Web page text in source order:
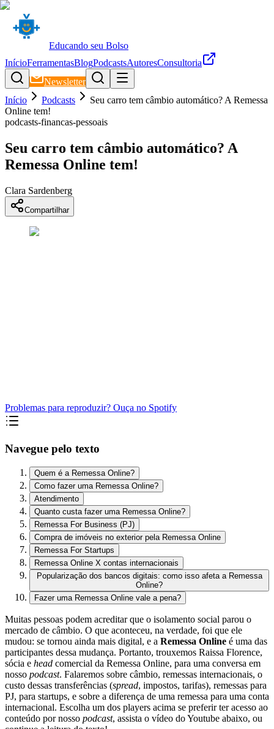
Educando seu Bolso
InícioFerramentasBlogPodcastsAutoresConsultoria
Newsletter
Início
Podcasts
Seu carro tem câmbio automático? A Remessa
Online tem!
podcasts-financas-pessoais
Seu carro tem câmbio automático? A
Remessa Online tem!
Clara Sardenberg
Compartilhar
Problemas para reproduzir? Ouça no Spotify
Navegue pelo texto
Quem é a Remessa Online?
Como fazer uma Remessa Online?
Atendimento
Quanto custa fazer uma Remessa Online?
Remessa For Business (PJ)
Compra de imóveis no exterior pela Remessa Online
Remessa For Startups
Remessa Online X contas internacionais
Popularização dos bancos digitais: como isso afeta a Remessa
Online?
Fazer uma Remessa Online vale a pena?
Muitas pessoas podem acreditar que o isolamento social parou o
mercado de câmbio. O que aconteceu, na verdade, foi que ele
mudou: se tornou ainda mais digital, e a Remessa Online é uma das
participantes dessa mudança. Portanto, trouxemos Raissa Florence,
sócia e head comercial da Remessa Online, para uma conversa em
nosso podcast. Falaremos sobre câmbio, remessas internacionais, o
custo dessas transferências (spread, impostos, tarifas), remessas para
PJ, para startups, e sobre a diferença de uma remessa para uma conta
internacional. Escolha um dos players acima se preferir ter acesso ao
conteúdo por nosso podcast, assista o vídeo do Youtube abaixo, ou